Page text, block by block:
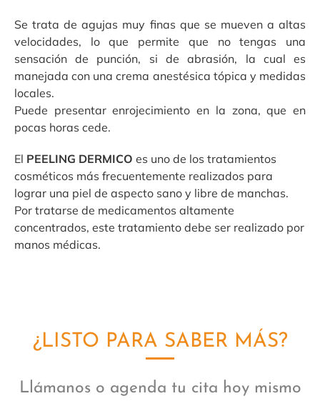
Se trata de agujas muy finas que se mueven a altas
velocidades, lo que permite que no tengas una
sensación de punción, si de abrasión, la cual es
manejada con una crema anestésica tópica y medidas
locales.
Puede presentar enrojecimiento en la zona, que en
pocas horas cede.
El PEELING DERMICO es uno de los tratamientos
cosméticos más frecuentemente realizados para
lograr una piel de aspecto sano y libre de manchas.
Por tratarse de medicamentos altamente
concentrados, este tratamiento debe ser realizado por
manos médicas.
¿LISTO PARA SABER MÁS?
Llámanos o agenda tu cita hoy mismo